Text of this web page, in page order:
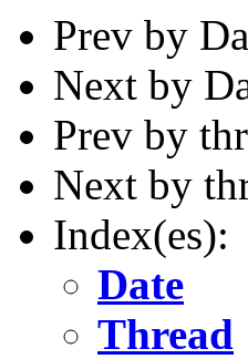
Prev by
Next by
Prev by
Next by
Index(es):
Date
Thread